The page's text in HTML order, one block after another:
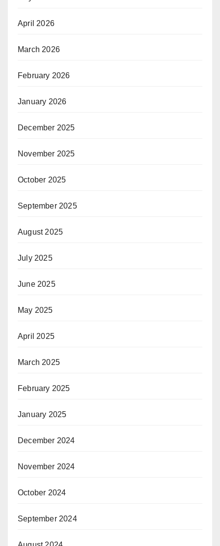
April 2026
March 2026
February 2026
January 2026
December 2025
November 2025
October 2025
September 2025
August 2025
July 2025
June 2025
May 2025
April 2025
March 2025
February 2025
January 2025
December 2024
November 2024
October 2024
September 2024